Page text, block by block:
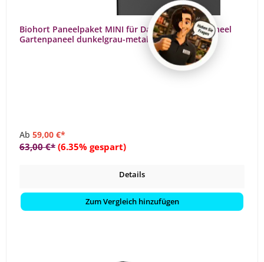
Biohort Paneelpaket MINI für DaVinci 1 Stück Paneel
Gartenpaneel dunkelgrau-metallic
Ab 59,00 €*
63,00 €* (6.35% gespart)
Details
Zum Vergleich hinzufügen